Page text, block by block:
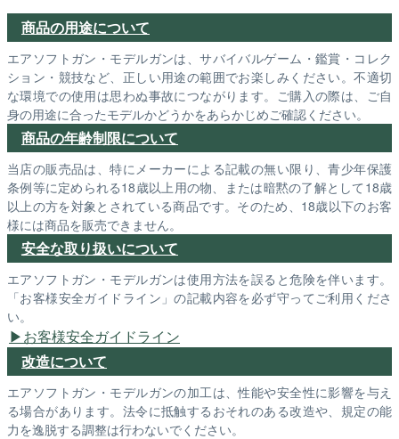
商品の用途について
エアソフトガン・モデルガンは、サバイバルゲーム・鑑賞・コレク
ション・競技など、正しい用途の範囲でお楽しみください。不適切
な環境での使用は思わぬ事故につながります。ご購入の際は、ご自
身の用途に合ったモデルかどうかをあらかじめご確認ください。
商品の年齢制限について
当店の販売品は、特にメーカーによる記載の無い限り、青少年保護
条例等に定められる18歳以上用の物、または暗黙の了解として18歳
以上の方を対象とされている商品です。そのため、18歳以下のお客
様には商品を販売できません。
安全な取り扱いについて
エアソフトガン・モデルガンは使用方法を誤ると危険を伴います。
「お客様安全ガイドライン」の記載内容を必ず守ってご利用くださ
い。
お客様安全ガイドライン
改造について
エアソフトガン・モデルガンの加工は、性能や安全性に影響を与え
る場合があります。法令に抵触するおそれのある改造や、規定の能
力を逸脱する調整は行わないでください。